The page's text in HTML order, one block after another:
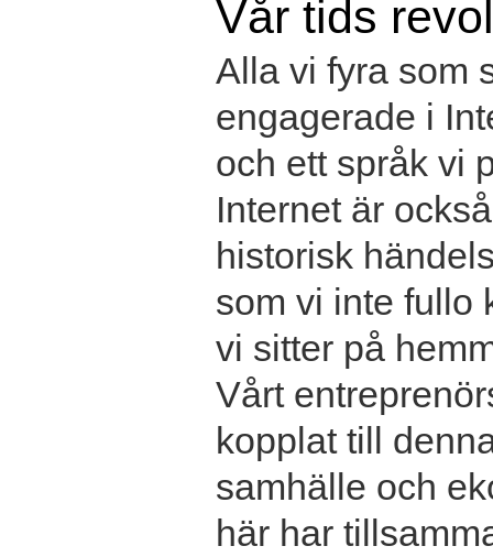
Vår tids
Alla vi fyra som
engagerade i
och ett språk vi
Internet är
historisk
som vi inte fullo
vi sitter på
Vårt
kopplat till
samhälle och
här har